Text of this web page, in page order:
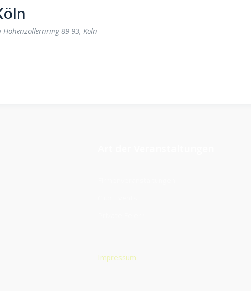
Hohenzollernring 89-93, Köln
Impressum